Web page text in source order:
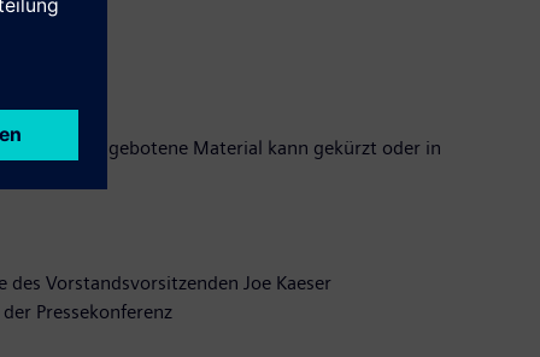
. Das angebotene Material kann gekürzt oder in
Vorstandsvorsitzenden Joe Kaeser
Pressekonferenz